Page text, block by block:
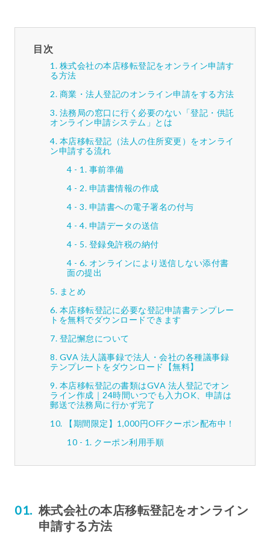
目次
株式会社の本店移転登記をオンライン申請す
る方法
商業・法人登記のオンライン申請をする方法
法務局の窓口に行く必要のない「登記・供託
オンライン申請システム」とは
本店移転登記（法人の住所変更）をオンライ
ン申請する流れ
事前準備
申請書情報の作成
申請書への電子署名の付与
申請データの送信
登録免許税の納付
オンラインにより送信しない添付書
面の提出
まとめ
本店移転登記に必要な登記申請書テンプレー
トを無料でダウンロードできます
登記懈怠について
GVA 法人議事録で法人・会社の各種議事録
テンプレートをダウンロード【無料】
本店移転登記の書類はGVA 法人登記でオン
ライン作成｜24時間いつでも入力OK、申請は
郵送で法務局に行かず完了
【期間限定】1,000円OFFクーポン配布中！
クーポン利用手順
株式会社の本店移転登記をオンライン
申請する方法